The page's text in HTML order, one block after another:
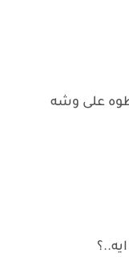
على وشه